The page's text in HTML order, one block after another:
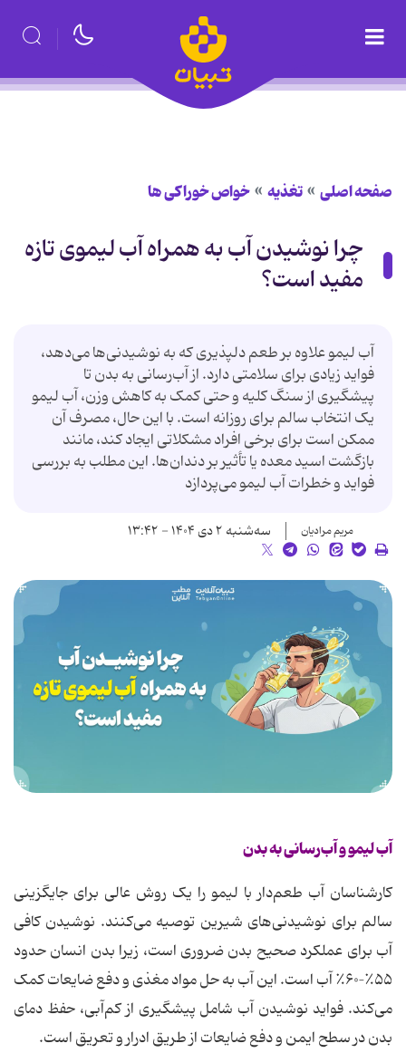
صفحه اصلی تغذیه خواص خوراكی ها
چرا نوشیدن آب به همراه آب لیموی تازه
مفید است؟
آب لیمو علاوه بر طعم دلپذیری که به نوشیدنی‌ها می‌دهد،
فواید زیادی برای سلامتی دارد. از آب‌رسانی به بدن تا
پیشگیری از سنگ کلیه و حتی کمک به کاهش وزن، آب لیمو
یک انتخاب سالم برای روزانه است. با این حال، مصرف آن
ممکن است برای برخی افراد مشکلاتی ایجاد کند، مانند
بازگشت اسید معده یا تأثیر بر دندان‌ها. این مطلب به بررسی
فواید و خطرات آب لیمو می‌پردازد
مریم مرادیان سه‌شنبه ۲ دی ۱۴۰۴ - ۱۳:۴۲
آب لیمو و آب‌رسانی به بدن
کارشناسان آب طعم‌دار با لیمو را یک روش عالی برای جایگزینی
سالم برای نوشیدنی‌های شیرین توصیه می‌کنند. نوشیدن کافی
آب برای عملکرد صحیح بدن ضروری است، زیرا بدن انسان حدود
۵۵٪–۶۰٪ آب است. این آب به حل مواد مغذی و دفع ضایعات کمک
می‌کند. فواید نوشیدن آب شامل پیشگیری از کم‌آبی، حفظ دمای
بدن در سطح ایمن و دفع ضایعات از طریق ادرار و تعریق است.